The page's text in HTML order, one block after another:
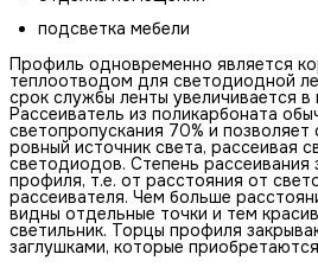
подсветка мебели
Профиль одновременно является
теплоотводом для светодиодной
срок службы ленты увеличивается в
Рассеиватель из поликарбоната
светопропускания 70% и
ровный источник света, рассеивая
светодиодов. Степень рассеивания
профиля, т.е. от расстояния от
рассеивателя. Чем больше
видны отдельные точки и тем
светильник. Торцы профиля
заглушками, которые